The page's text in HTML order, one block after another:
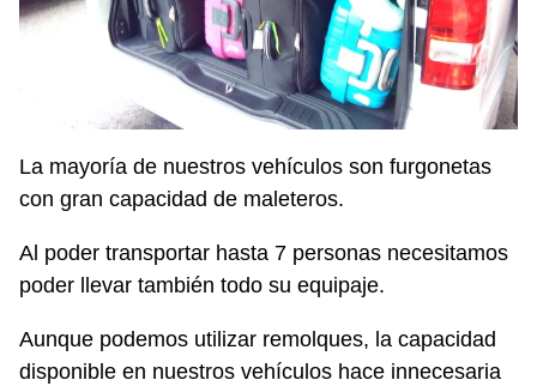
La mayoría de nuestros vehículos son furgonetas
con gran capacidad de maleteros.
Al poder transportar hasta 7 personas necesitamos
poder llevar también todo su equipaje.
Aunque podemos utilizar remolques, la capacidad
disponible en nuestros vehículos hace innecesaria